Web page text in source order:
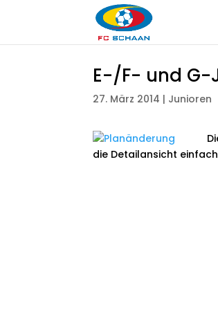
E-/F- und G-
27. März 2014 | Junioren
die Detailansicht